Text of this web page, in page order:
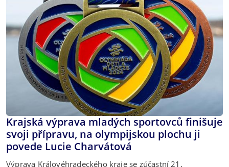
Krajská výprava mladých sportovců finišuje
svoji přípravu, na olympijskou plochu ji
povede Lucie Charvátová
Výprava Královéhradeckého kraje se zúčastní 21.